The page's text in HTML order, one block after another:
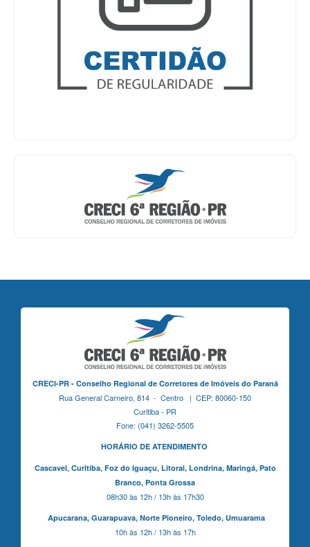
CRECI-PR - Conselho Regional de Corretores de Imóveis do Paraná
Rua General Carneiro, 814 - Centro | CEP: 80060-150
Curitiba - PR
Fone: (041) 3262-5505
HORÁRIO DE ATENDIMENTO
Cascavel, Curitiba,Foz do Iguaçu, Litoral, Londrina, Maringá, Pato
Branco, Ponta Grossa
08h30 às 12h / 13h às 17h30
Apucarana, Guarapuava, Norte Pioneiro, Toledo, Umuarama
10h às 12h / 13h às 17h